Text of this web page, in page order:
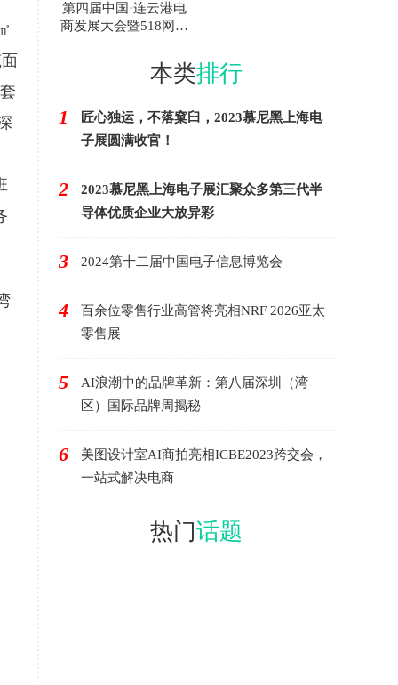
第四届中国·连云港电
商发展大会暨518网络
本类排行
1
匠心独运，不落窠臼，2023慕尼黑上海电
子展圆满收官！
2
2023慕尼黑上海电子展汇聚众多第三代半
导体优质企业大放异彩
3 2024第十二届中国电子信息博览会
4
百余位零售行业高管将亮相NRF 2026亚太
零售展
5
AI浪潮中的品牌革新：第八届深圳（湾
区）国际品牌周揭秘
6
美图设计室AI商拍亮相ICBE2023跨交会，
一站式解决电商
热门话题